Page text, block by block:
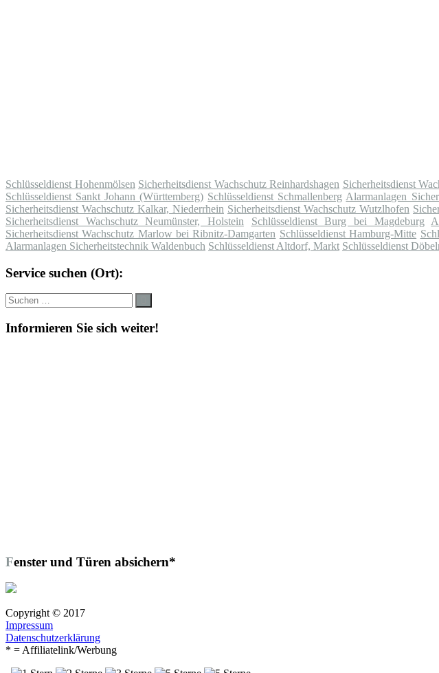
Schlüsseldienst Hohenmölsen Sicherheitsdienst Wachschutz Reinhardshagen Sicherheitsdienst
Schlüsseldienst Sankt Johann (Württemberg) Schlüsseldienst Schmallenberg Alarmanlagen
Sicherheitsdienst Wachschutz Kalkar, Niederrhein Sicherheitsdienst Wachschutz Wutzlhofen
Sicherheitsdienst Wachschutz Neumünster, Holstein
Schlüsseldienst Burg bei Magdeburg
Sicherheitsdienst Wachschutz Marlow bei Ribnitz-Damgarten Schlüsseldienst Hamburg-Mitte
Alarmanlagen Sicherheitstechnik Waldenbuch Schlüsseldienst Altdorf, Markt Schlüsseldienst
Service suchen (Ort):
Suche
nach:
Informieren Sie sich weiter!
Fenster und Türen absichern*
Copyright © 2017
Impressum
Datenschutzerklärung
* = Affiliatelink/Werbung